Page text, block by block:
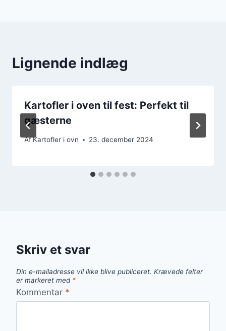
Lignende indlæg
Kartofler i oven til fest: Perfekt til
gæsterne
AfKartofler i ovn 23. december 2024
Skriv et svar
Din e-mailadresse vil ikke blive publiceret. Krævede felter
er markeret med *
Kommentar *